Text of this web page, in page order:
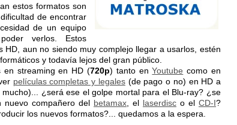
estos formatos son
de encontrar
de un equipo
verlos. Estos
HD, aun no siendo muy complejo llegar a usarlos, estén
y todavía lejos del gran público.
en streaming en HD (720p) tanto enYoutube como en
películas completas y legales(de pago o no) en HD a
¿será ese el golpe mortal para el Blu-ray? ¿se
compañero del betamax , el laserdisc o el CD-I?
los nuevos formatos?... quedamos a la espera.